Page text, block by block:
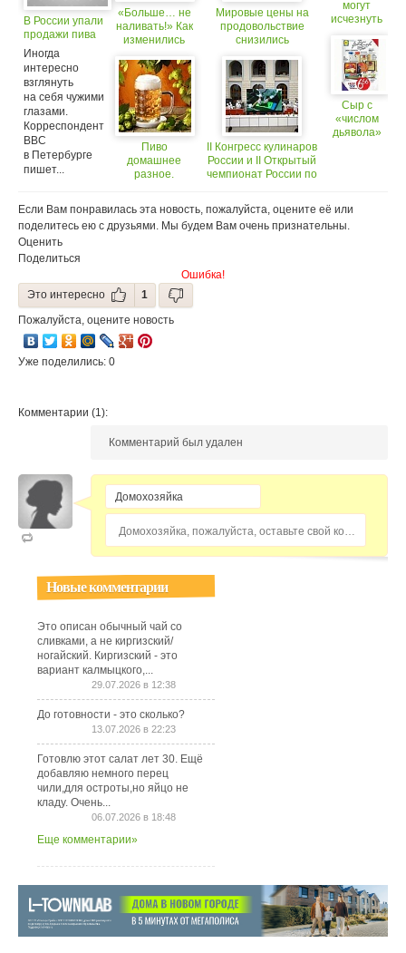
В России упали
продажи пива
Иногда
интересно
взглянуть
на себя чужими
глазами.
Корреспондент
BBC
в Петербурге
пишет...
«Больше… не
наливать!» Как
изменились
продажи
пива? (18+)
Пиво
домашнее
разное.
домашнего
пива .Дрожжи
Мировые цены на
продовольствие
снизились
II Конгресс кулинаров
России и II Открытый
чемпионат России по
на Международном
Кулинарном Салоне
«МИР
могут
исчезнуть
продажи
Сыр с
«числом
дьявола»
Если Вам понравилась эта новость, пожалуйста, оцените её или
поделитесь ею с друзьями. Мы будем Вам очень признательны.
Оценить
Поделиться
Ошибка!
Это интересно
1
Пожалуйста, оцените новость
Уже поделились: 0
Комментарии (1):
Комментарий был удален
Домохозяйка, пожалуйста, оставьте свой комментарий...
Новые комментарии
Это описан обычный чай со
сливками, а не киргизский/
ногайский. Киргизский - это
вариант калмыцкого,...
29.07.2026 в 12:38
До готовности - это сколько?
13.07.2026 в 22:23
Готовлю этот салат лет 30. Ещё
добавляю немного перец
чили,для остроты,но яйцо не
кладу. Очень...
06.07.2026 в 18:48
Еще комментарии»